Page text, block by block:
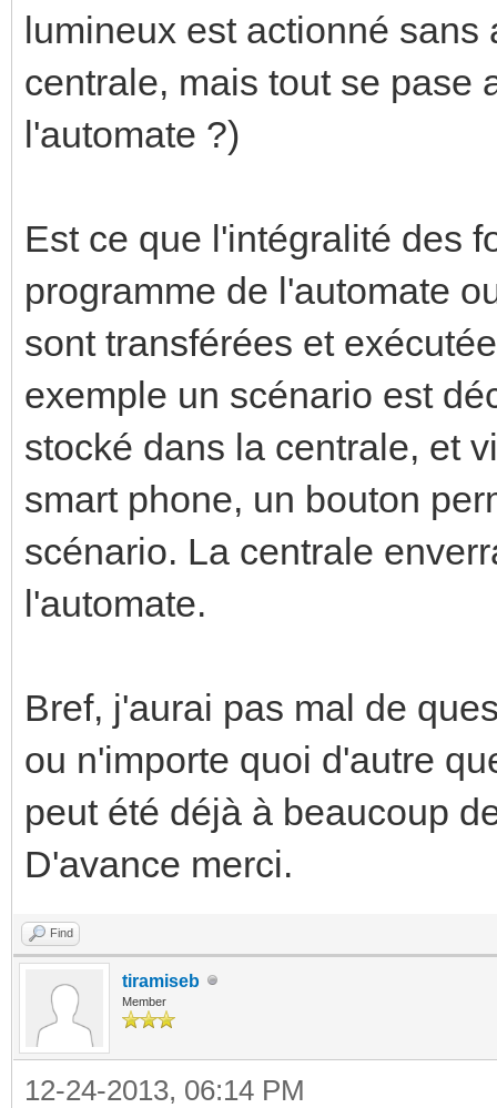
lumineux est actionné
centrale, mais tout se pase
l'automate ?)
Est ce que l'intégralité des
programme de l'automate
sont transférées et
exemple un scénario est
stocké dans la centrale, et
smart phone, un bouton
scénario. La centrale
l'automate.
Bref, j'aurai pas mal de
ou n'importe quoi d'autre
peut été déjà à beaucoup
D'avance merci.
Find
tiramiseb
Member
12-24-2013, 06:14 PM